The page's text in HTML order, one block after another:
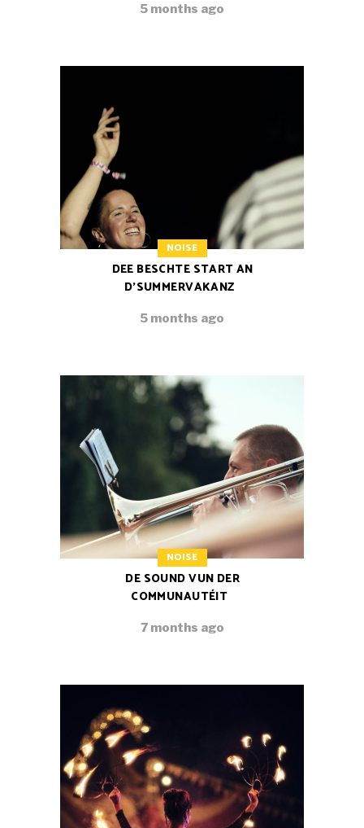
5 months ago
NOISE
DEE BESCHTE START AN
D’SUMMERVAKANZ
5 months ago
NOISE
DE SOUND VUN DER
COMMUNAUTÉIT
7 months ago